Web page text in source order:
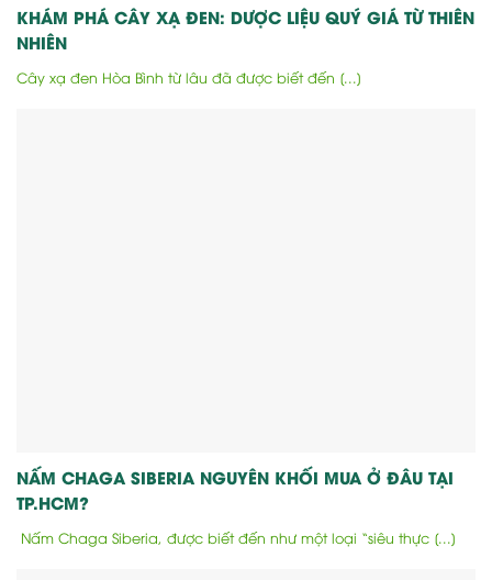
KHÁM PHÁ CÂY XẠ ĐEN: DƯỢC LIỆU QUÝ GIÁ TỪ THIÊN
NHIÊN
Cây xạ đen Hòa Bình từ lâu đã được biết đến [...]
NẤM CHAGA SIBERIA NGUYÊN KHỐI MUA Ở ĐÂU TẠI
TP.HCM?
Nấm Chaga Siberia, được biết đến như một loại “siêu thực [...]